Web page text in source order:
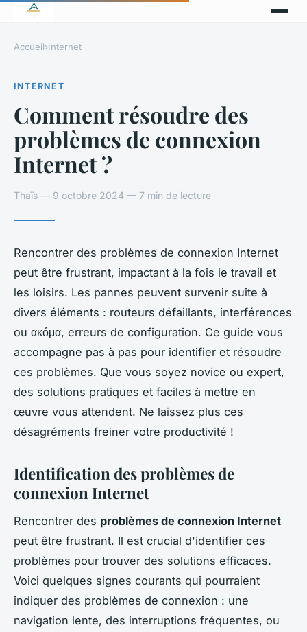
Accueil›Internet
INTERNET
Comment résoudre des
problèmes de connexion
Internet ?
Thaïs — 9 octobre 2024 — 7 min de lecture
Rencontrer des problèmes de connexion Internet
peut être frustrant, impactant à la fois le travail et
les loisirs. Les pannes peuvent survenir suite à
divers éléments : routeurs défaillants, interférences
ou ακόμα, erreurs de configuration. Ce guide vous
accompagne pas à pas pour identifier et résoudre
ces problèmes. Que vous soyez novice ou expert,
des solutions pratiques et faciles à mettre en
œuvre vous attendent. Ne laissez plus ces
désagréments freiner votre productivité !
Identification des problèmes de
connexion Internet
Rencontrer des problèmes de connexion Internet
peut être frustrant. Il est crucial d'identifier ces
problèmes pour trouver des solutions efficaces.
Voici quelques signes courants qui pourraient
indiquer des problèmes de connexion : une
navigation lente, des interruptions fréquentes, ou